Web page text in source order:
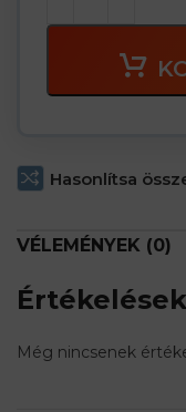
Hasonlítsa
VÉLEMÉNYEK (0)
Értékelések
Még nincsenek